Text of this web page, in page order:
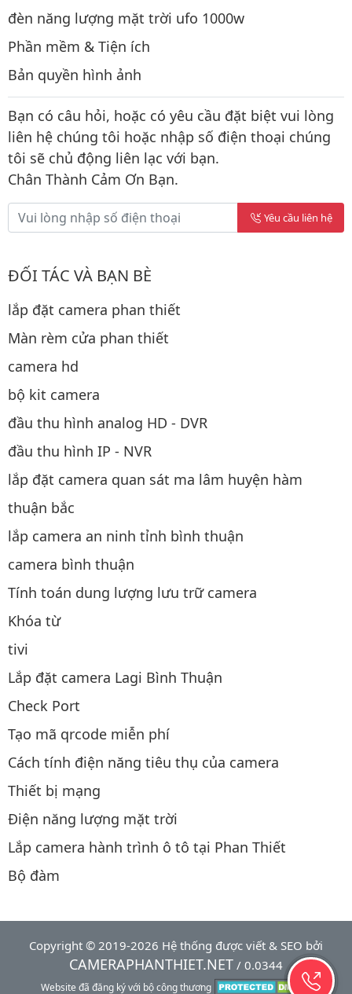
đèn năng lượng mặt trời ufo 1000w
Phần mềm & Tiện ích
Bản quyền hình ảnh
Bạn có câu hỏi, hoặc có yêu cầu đặt biệt vui lòng
liên hệ chúng tôi hoặc nhập số điện thoại chúng
tôi sẽ chủ động liên lạc với bạn.
Chân Thành Cảm Ơn Bạn.
Yêu cầu liên hệ
ĐỐI TÁC VÀ BẠN BÈ
lắp đặt camera phan thiết
Màn rèm cửa phan thiết
camera hd
bộ kit camera
đầu thu hình analog HD - DVR
đầu thu hình IP - NVR
lắp đặt camera quan sát ma lâm huyện hàm
thuận bắc
lắp camera an ninh tỉnh bình thuận
camera bình thuận
Tính toán dung lượng lưu trữ camera
Khóa từ
tivi
Lắp đặt camera Lagi Bình Thuận
Check Port
Tạo mã qrcode miễn phí
Cách tính điện năng tiêu thụ của camera
Thiết bị mạng
Điện năng lượng mặt trời
Lắp camera hành trình ô tô tại Phan Thiết
Bộ đàm
Copyright © 2019-2026 Hệ thống được viết & SEO bởi
CAMERAPHANTHIET.NET / 0.0344
Website đã đăng ký với bộ công thương